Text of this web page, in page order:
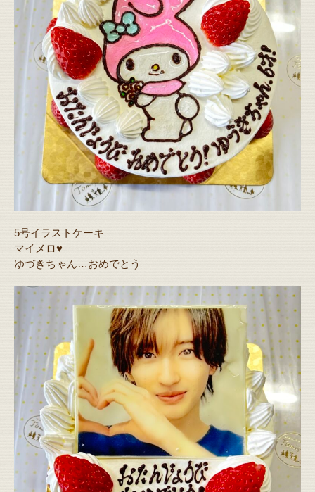
5号イラストケーキ
マイメロ♥️
ゆづきちゃん…おめでとう